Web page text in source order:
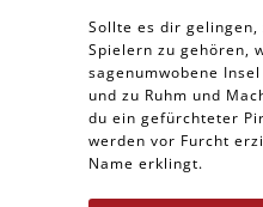
Sollte es dir
Spielern zu gehören,
sagenumwobene
und zu Ruhm und
du ein gefürchteter
werden vor Furcht
Name erklingt.